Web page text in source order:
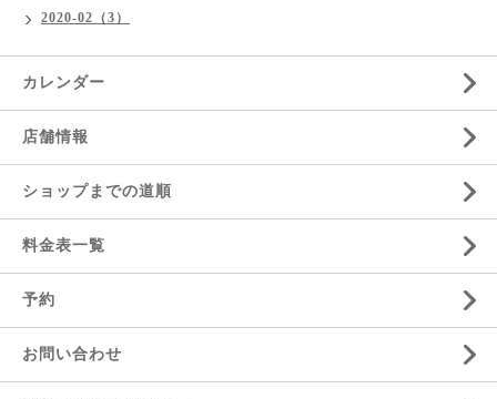
2020-02（3）
カレンダー
店舗情報
ショップまでの道順
料金表一覧
予約
お問い合わせ